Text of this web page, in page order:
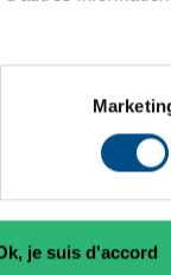
je suis d'accord
Français
Intel®
Processors
4 GB GDDR5